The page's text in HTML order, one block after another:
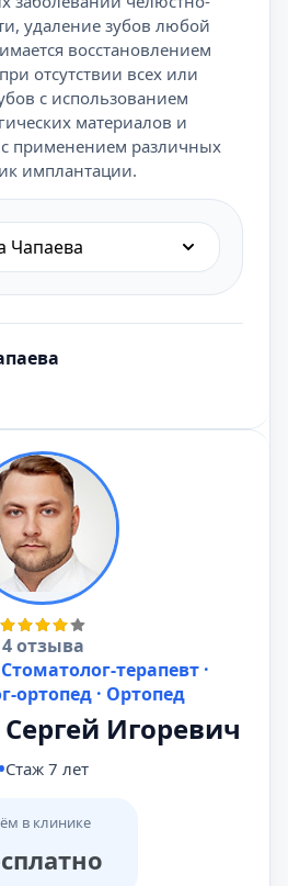
удаление зубов любой
восстановлением
отсутствии всех или
с использованием
материалов и
применением различных
имплантации.
Чапаева
4 отзыва
терапевт ·
ортопед · Ортопед
Игоревич
Стаж 7 лет
в клинике